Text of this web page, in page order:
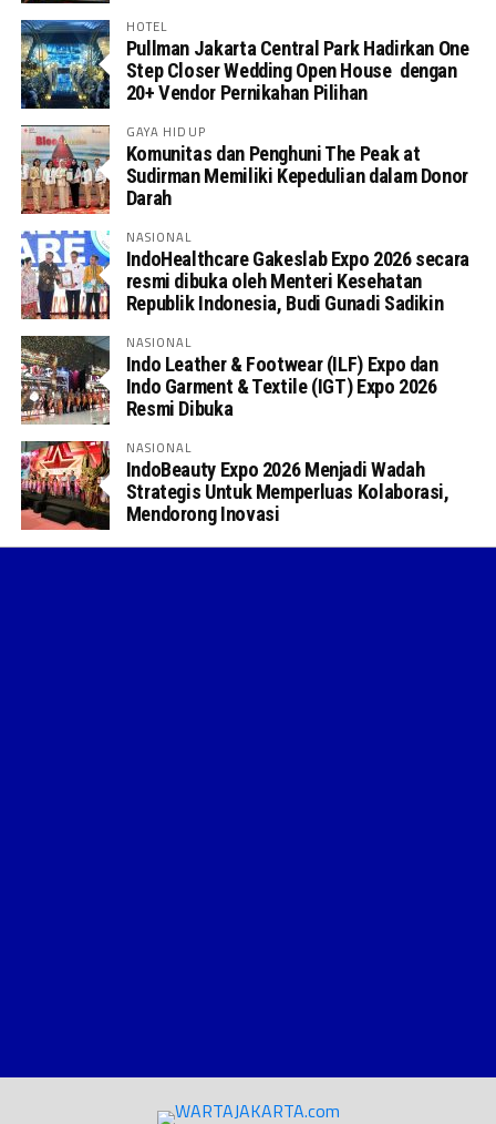
HOTEL
Pullman Jakarta Central Park Hadirkan One
Step Closer Wedding Open House dengan
20+ Vendor Pernikahan Pilihan
GAYA HIDUP
Komunitas dan Penghuni The Peak at
Sudirman Memiliki Kepedulian dalam Donor
Darah
NASIONAL
IndoHealthcare Gakeslab Expo 2026 secara
resmi dibuka oleh Menteri Kesehatan
Republik Indonesia, Budi Gunadi Sadikin
NASIONAL
Indo Leather & Footwear (ILF) Expo dan
Indo Garment & Textile (IGT) Expo 2026
Resmi Dibuka
NASIONAL
IndoBeauty Expo 2026 Menjadi Wadah
Strategis Untuk Memperluas Kolaborasi,
Mendorong Inovasi